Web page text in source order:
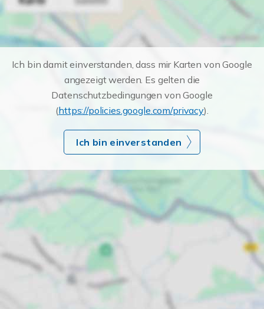
Ich bin damit einverstanden, dass mir Karten von Google
angezeigt werden. Es gelten die
Datenschutzbedingungen von Google
(https://policies.google.com/privacy).
Ich bin einverstanden